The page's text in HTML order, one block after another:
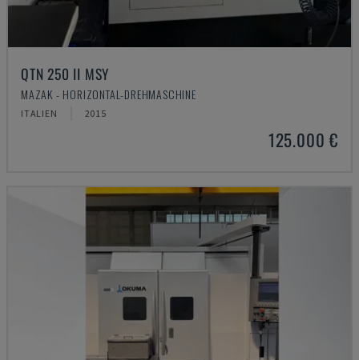
QTN 250 II MSY
MAZAK - HORIZONTAL-DREHMASCHINE
ITALIEN 2015
125.000 €